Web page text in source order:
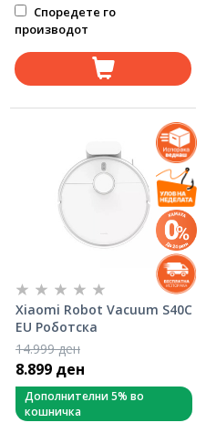
Споредете го
производот
Xiaomi Robot Vacuum S40C
EU Роботска
правосмукалка
14.999 ден
8.899 ден
Дополнителни 5% во
кошничка